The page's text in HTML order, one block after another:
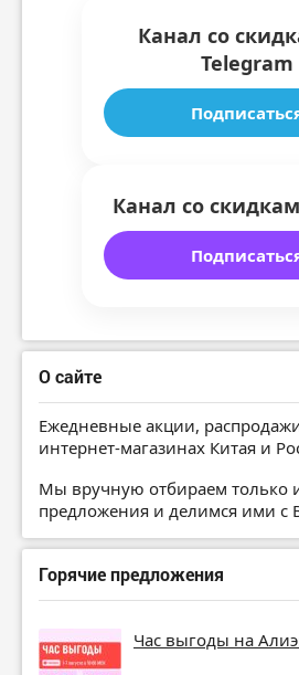
Канал со
Telegram
Канал со
О сайте
Ежедневные акции,
интернет-магазинах Китая и
Мы вручную отбираем только
предложения и делимся ими с
Горячие предложения
Час выгоды на